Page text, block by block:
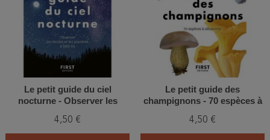
Le petit guide du ciel
nocturne - Observer les
4,50 €
Le petit guide des
champignons - 70 espèces à
4,50 €